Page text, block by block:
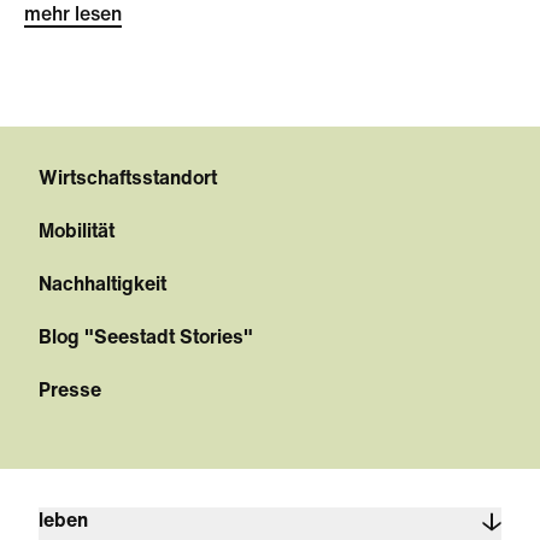
mehr lesen
Wirtschaftsstandort
Mobilität
Nachhaltigkeit
Blog "Seestadt Stories"
Presse
leben